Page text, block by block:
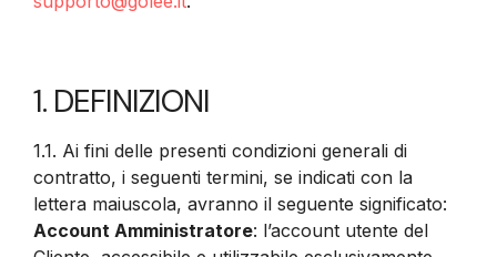
1. DEFINIZIONI
1.1. Ai fini delle presenti condizioni generali di
contratto, i seguenti termini, se indicati con la
lettera maiuscola, avranno il seguente significato:
Account Amministratore: l’account utente del